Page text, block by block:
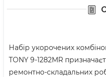
Набір укорочених
TONY 9-1282MR
ремонтно-складальних